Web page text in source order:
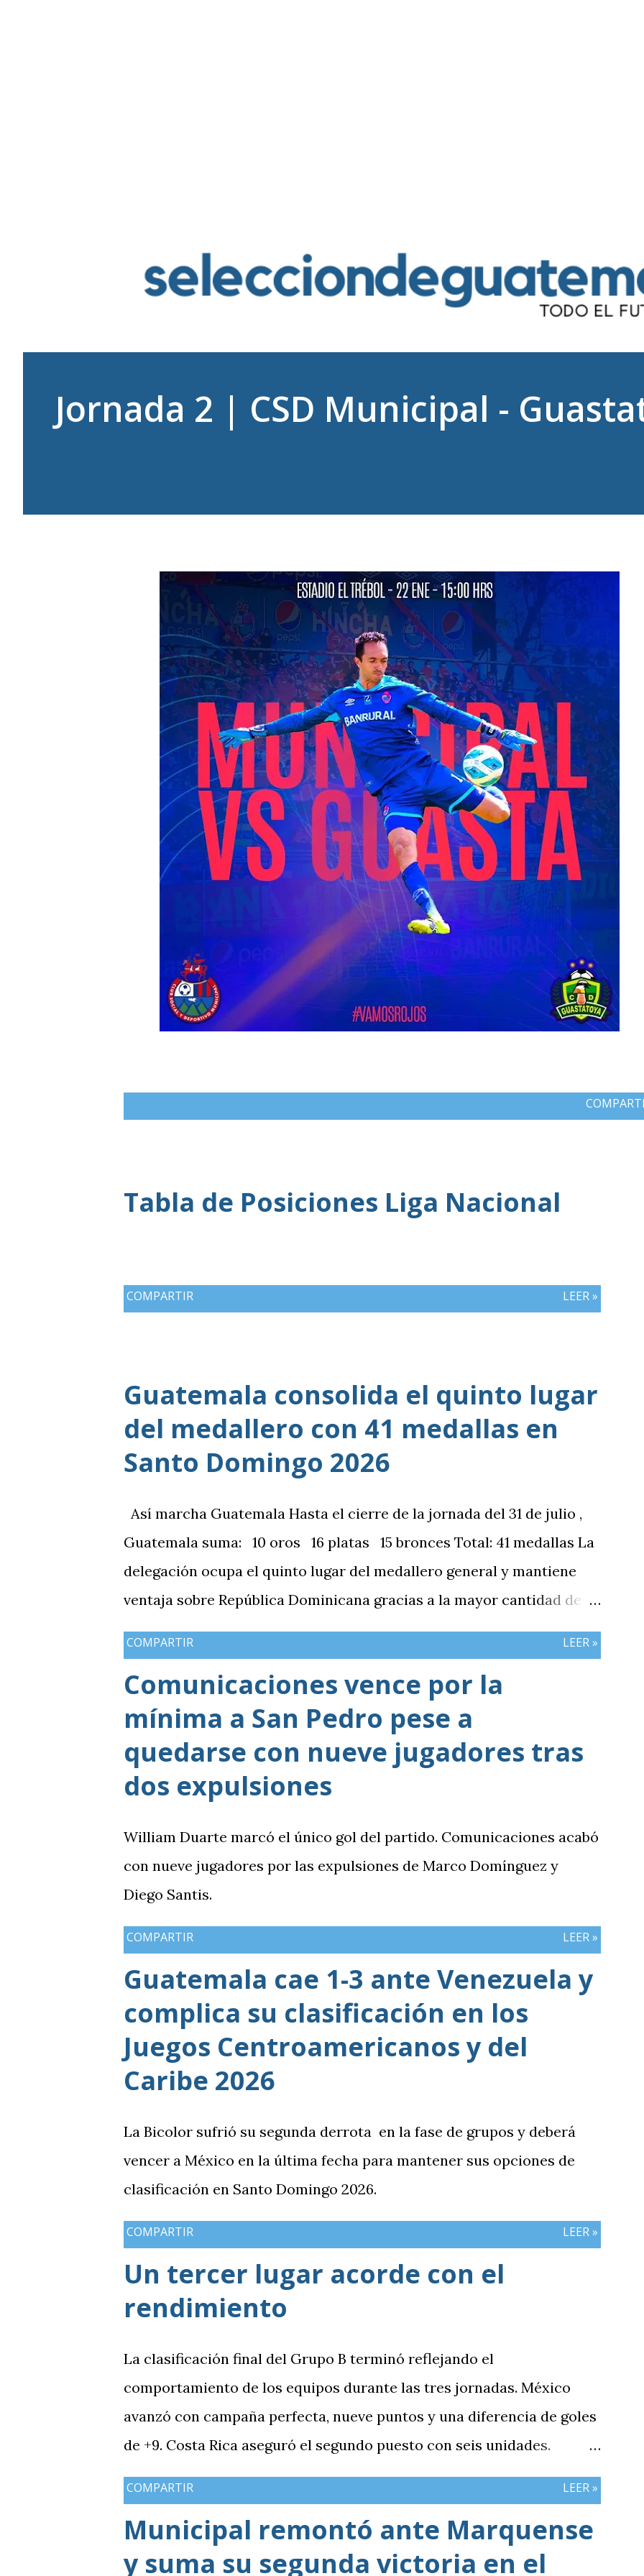
Jornada 2 | CSD Municipal -
Tabla de Posiciones Liga Nacional
COMPARTIR LEER »
Guatemala consolida el quinto lugar
del medallero con 41 medallas en
Santo Domingo 2026
Así marcha Guatemala Hasta el cierre de la jornada del 31 de julio ,
Guatemala suma: 10 oros 16 platas 15 bronces Total: 41 medallas La
delegación ocupa el quinto lugar del medallero general y mantiene
ventaja sobre República Dominicana gracias a la mayor cantidad de
medallas de plata, aunque ambos países registran el mismo número
de oros (10).
COMPARTIR LEER »
Comunicaciones vence por la
mínima a San Pedro pese a
quedarse con nueve jugadores tras
dos expulsiones
William Duarte marcó el único gol del partido. Comunicaciones acabó
con nueve jugadores por las expulsiones de Marco Domínguez y
Diego Santis.
COMPARTIR LEER »
Guatemala cae 1-3 ante Venezuela y
complica su clasificación en los
Juegos Centroamericanos y del
Caribe 2026
La Bicolor sufrió su segunda derrota en la fase de grupos y deberá
vencer a México en la última fecha para mantener sus opciones de
clasificación en Santo Domingo 2026.
COMPARTIR LEER »
Un tercer lugar acorde con el
rendimiento
La clasificación final del Grupo B terminó reflejando el
comportamiento de los equipos durante las tres jornadas. México
avanzó con campaña perfecta, nueve puntos y una diferencia de goles
de +9. Costa Rica aseguró el segundo puesto con seis unidades.
Guatemala finalizó tercera con tres puntos y diferencia de -1,
mientras Antigua y Barbuda cerró sin sumar. ¿Por qué Guatemala
terminó tercera y dependió de otros resultados? Porque el equipo
solo consiguió imponer condiciones frente al rival más débil del
COMPARTIR LEER »
Municipal remontó ante Marquense
y suma su segunda victoria en el